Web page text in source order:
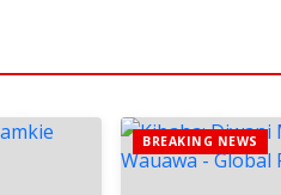
BREAKING NEWS